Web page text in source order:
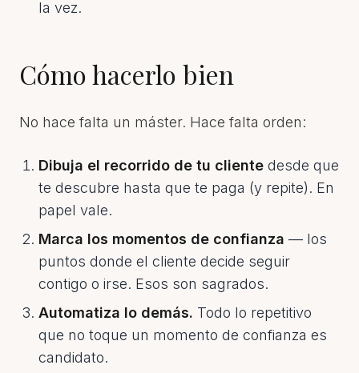
la vez.
Cómo hacerlo bien
No hace falta un máster. Hace falta orden:
Dibuja el recorrido de tu cliente desde que
te descubre hasta que te paga (y repite). En
papel vale.
Marca los momentos de confianza — los
puntos donde el cliente decide seguir
contigo o irse. Esos son sagrados.
Automatiza lo demás. Todo lo repetitivo
que no toque un momento de confianza es
candidato.